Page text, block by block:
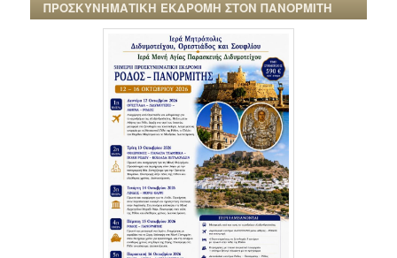
ΠΡΟΣΚΥΝΗΜΑΤΙΚΗ ΕΚΔΡΟΜΗ ΣΤΟΝ ΠΑΝΟΡΜΙΤΗ